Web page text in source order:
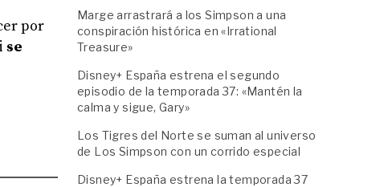
por
se
Marge arrastrará a los Simpson a una
conspiración histórica en «Irrational
Treasure»
Disney+ España estrena el segundo
episodio de la temporada 37: «Mantén la
calma y sigue, Gary»
Los Tigres del Norte se suman al universo
de Los Simpson con un corrido especial
Disney+ España estrena la temporada 37